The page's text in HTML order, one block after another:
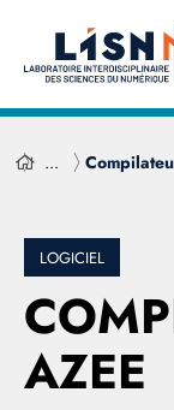
...
LOGICIEL
AZEE